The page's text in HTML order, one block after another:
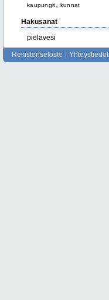
kaupungit kunnat
Hakusanat
pielavesi
Rekisteriseloste Yhteystiedot